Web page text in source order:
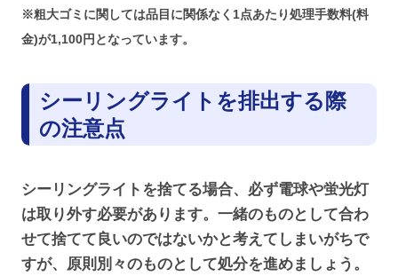
※粗大ゴミに関しては品目に関係なく1点あたり処理手数料(料
金)が1,100円となっています。
シーリングライトを排出する際
の注意点
シーリングライトを捨てる場合、必ず電球や蛍光灯
は取り外す必要があります。一緒のものとして合わ
せて捨てて良いのではないかと考えてしまいがちで
すが、原則別々のものとして処分を進めましょう。